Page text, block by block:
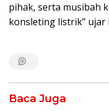
pihak, serta musibah
konsleting listrik” ujar
Baca Juga